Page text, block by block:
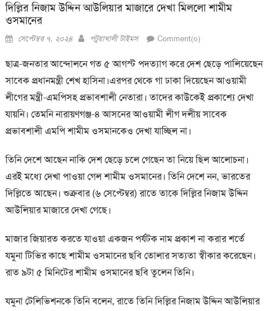
দিল্লির নিজাম উদ্দিন আউলিয়ার মাজারে দেখা মিললো শামীম
ওসমানের
Posted
সেপ্টেম্বর ৭, ২০২৪ Author
পটুয়াখালী টাইমস Comment(০)
ছাত্র-জনতার আন্দোলনে গত ৫ আগস্ট পদত্যাগ করে দেশ ছেড়ে পালিয়েছেন
সাবেক প্রধানমন্ত্রী শেখ হাসিনা।এরপর থেকে গা ঢাকা দিয়েছেন আওয়ামী
লীগের মন্ত্রী-এমপিসহ প্রভাবশালী নেতারা। তাদের কাউকেই প্রকাশ্যে দেখা
যায়নি। তেমনি নারায়ণগঞ্জ-৪ আসনের আওয়ামী লীগ দলীয় সাবেক
প্রভাবশালী এমপি শামীম ওসমানকেও দেখা যাচ্ছিল না।
তিনি দেশে আছেন নাকি দেশ ছেড়ে চলে গেছেন তা নিয়ে ছিল আলোচনা।
এরই মধ্যে দেখা পাওয়া গেল শামীম ওসমানের। তিনি দেশে নন, ভারতের
দিল্লিতে আছেন। শুক্রবার (৬ সেপ্টেম্বর) রাতে তাকে দিল্লির নিজাম উদ্দিন
আউলিয়ার মাজারে দেখা গেছে।
মাজার জিয়ারত করতে যাওয়া একজন পর্যটক নাম প্রকাশ না করার শর্তে
যমুনা টিভির কাছে শামীম ওসমানের ছবি তোলার সত্যতা স্বীকার করেছেন।
রাত ৯টা ৫ মিনিটের শামীম ওসমানের ছবি তুলেন তিনি।
যমুনা টেলিভিশনকে তিনি বলেন, রাতে তিনি দিল্লির নিজাম উদ্দিন আউলিয়ার